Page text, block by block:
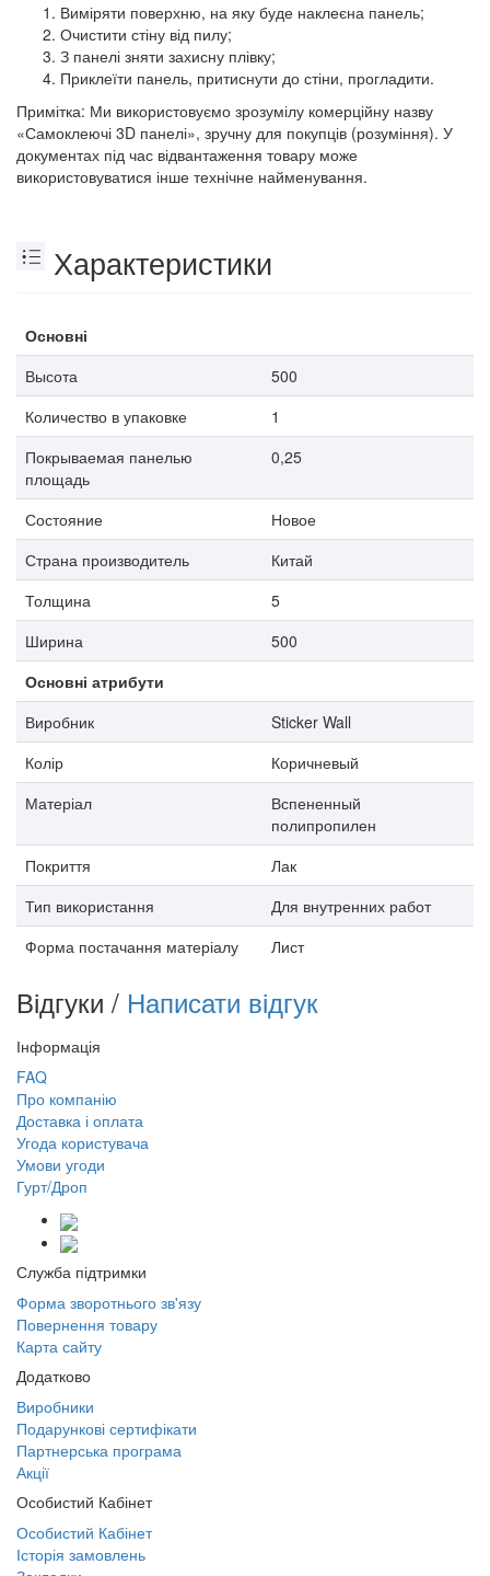
Виміряти поверхню, на яку буде наклеєна панель;
Очистити стіну від пилу;
З панелі зняти захисну плівку;
Приклеїти панель, притиснути до стіни, прогладити.
Примітка: Ми використовуємо зрозумілу комерційну назву
«Самоклеючі 3D панелі», зручну для покупців (розуміння). У
документах під час відвантаження товару може
використовуватися інше технічне найменування.
Характеристики
Основні
Высота
500
Количество в упаковке
1
Покрываемая панелью
площадь
0,25
Состояние
Новое
Страна производитель
Китай
Толщина
5
Ширина
500
Основні атрибути
Виробник
Sticker Wall
Колір
Коричневый
Матеріал
Вспененный
полипропилен
Покриття
Лак
Тип використання
Для внутренних работ
Форма постачання матеріалу
Лист
Відгуки / Написати відгук
Інформація
FAQ
Про компанію
Доставка і оплата
Угода користувача
Умови угоди
Гурт/Дроп
Служба підтримки
Форма зворотнього зв'язу
Повернення товару
Карта сайту
Додатково
Виробники
Подарункові сертифікати
Партнерська програма
Акції
Особистий Кабінет
Особистий Кабінет
Історія замовлень